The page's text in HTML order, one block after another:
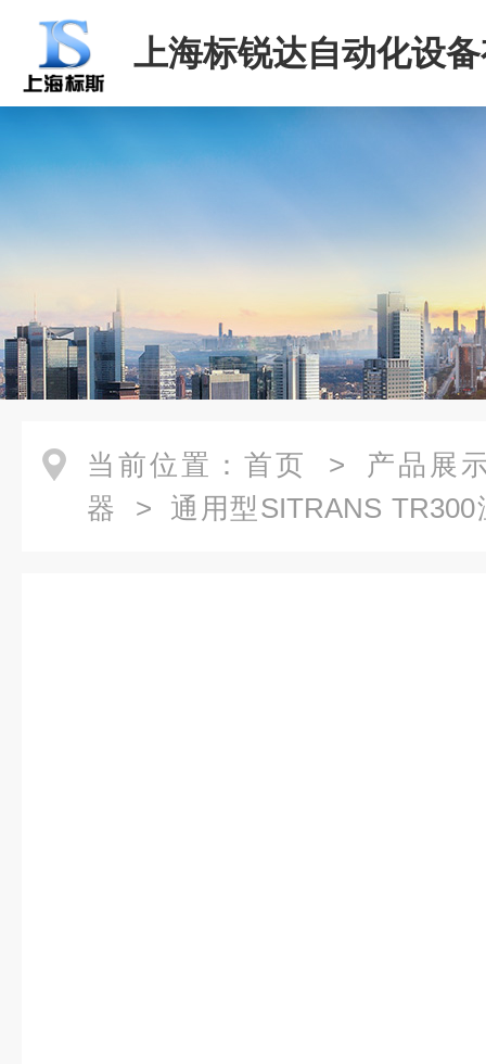
上海标锐达自动化设
司
当前位置： 首页 > 产品展
器 > 通用型SITRANS